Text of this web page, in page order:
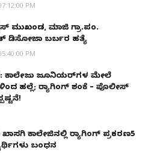
PM
ಮುಖಂಡ, ಮಾಜಿ ಗ್ರಾ.ಪಂ.
ಡಿಸೋಜಾ ಬರ್ಬರ ಹತ್ಯೆ
PM
ಕಾಲೇಜು ಜೂನಿಯರ್‌ಗಳ ಮೇಲೆ
ಹಲ್ಲೆ; ರ‌್ಯಾಗಿಂಗ್ ಶಂಕೆ – ಪೊಲೀಸ್
ಕಾಲೇಜಿನಲ್ಲಿ ರ‌್ಯಾಗಿಂಗ್ ಪ್ರಕರಣ5
ಬಂಧನ